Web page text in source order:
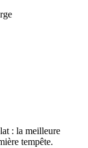
: la meilleure
tempête.